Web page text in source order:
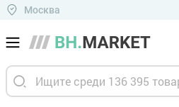
Москва